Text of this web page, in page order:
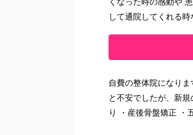
して通院してくれる時
自費の整体院になり
と不安でしたが、新
り ・産後骨盤矯正 ・